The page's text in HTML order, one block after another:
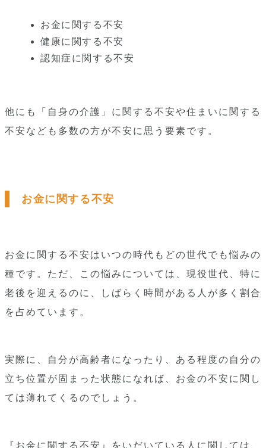
お金に関する不安
健康に関する不安
認知症に関する不安
他にも「自身の介護」に関する不安や住まいに関する
不安なども多数の方が不安に思う要素です。
お金に関する不安
お金に関する不安はいつの時代もどの世代でも悩みの
種です。ただ、この悩みについては、現役世代、特に
老後を迎えるのに、しばらく時間がある人が多く割合
を占めています。
実際に、自分が高齢者になったり、ある程度の自分の
立ち位置が固まった状態になれば、お金の不安に関し
ては薄れてくるのでしょう。
『お金に関する不安』をいだいている人に関しては、